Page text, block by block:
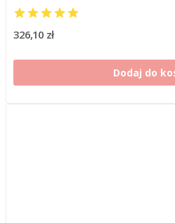
326,10 zł
Dodaj do